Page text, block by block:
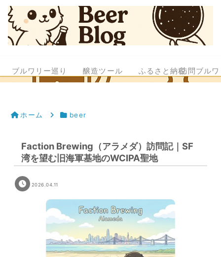
ブルワリー巡り 醸造ツール ふるさと納税訪問ブル
ホーム beer
Faction Brewing（アラメダ）訪問記｜SF
湾を望む旧海軍基地のWCIPA聖地
2026.04.11